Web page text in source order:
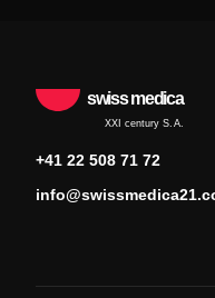
swiss medica
XXI century S.A.
+41 22 508 71 72